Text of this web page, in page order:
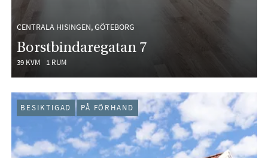
CENTRALA HISINGEN, GÖTEBORG
Borstbindaregatan 7
39 KVM 1 RUM
BESIKTIGAD PÅ FÖRHAND